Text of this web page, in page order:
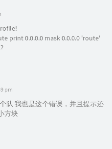
print 0.0.0.0 mask 0.0.0.0 'route'
pm
队 我也是这个错误，并且提示还
方块